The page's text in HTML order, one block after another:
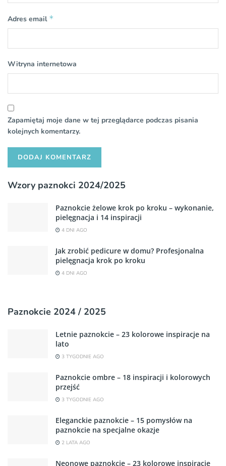
Adres email *
Witryna internetowa
Zapamiętaj moje dane w tej przeglądarce podczas pisania
kolejnych komentarzy.
Wzory paznokci 2024/2025
Paznokcie żelowe krok po kroku – wykonanie,
pielęgnacja i 14 inspiracji
4 DNI AGO
Jak zrobić pedicure w domu? Profesjonalna
pielęgnacja krok po kroku
4 DNI AGO
Paznokcie 2024 / 2025
Letnie paznokcie – 23 kolorowe inspiracje na
lato
3 TYGODNIE AGO
Paznokcie ombre – 18 inspiracji i kolorowych
przejść
3 TYGODNIE AGO
Eleganckie paznokcie – 15 pomysłów na
paznokcie na specjalne okazje
2 LATA AGO
Neonowe paznokcie – 23 kolorowe inspiracje